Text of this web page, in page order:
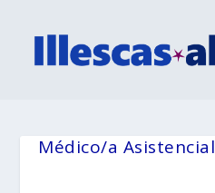
Médico/a Asistencial